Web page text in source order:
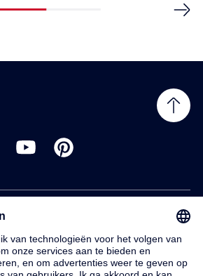
Service